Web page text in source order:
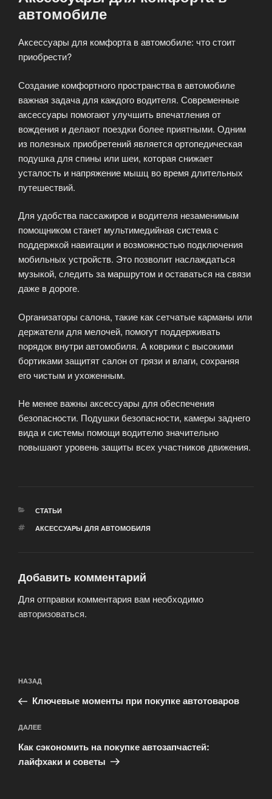
автомобиле
Аксессуары для комфорта в автомобиле: что стоит
приобрести?
Создание комфортного пространства в автомобиле
важная задача для каждого водителя. Современные
аксессуары помогают улучшить впечатления от
вождения и делают поездки более приятными. Одним
из полезных приобретений является ортопедическая
подушка для спины или шеи, которая снижает
усталость и напряжение мышц во время длительных
путешествий.
Для удобства пассажиров и водителя незаменимым
помощником станет мультимедийная система с
поддержкой навигации и возможностью подключения
мобильных устройств. Это позволит наслаждаться
музыкой, следить за маршрутом и оставаться на связи
даже в дороге.
Организаторы салона, такие как сетчатые карманы или
держатели для мелочей, помогут поддерживать
порядок внутри автомобиля. А коврики с высокими
бортиками защитят салон от грязи и влаги, сохраняя
его чистым и ухоженным.
Не менее важны аксессуары для обеспечения
безопасности. Подушки безопасности, камеры заднего
вида и системы помощи водителю значительно
повышают уровень защиты всех участников движения.
РУБРИКИ
СТАТЬИ
МЕТКИ
АКСЕССУАРЫ ДЛЯ АВТОМОБИЛЯ
Добавить комментарий
Для отправки комментария вам необходимо
авторизоваться.
по
записям
Предыдущая
запись:
НАЗАД
Ключевые моменты при покупке автотоваров
Следующая
запись
ДАЛЕЕ
Как сэкономить на покупке автозапчастей:
лайфхаки и советы